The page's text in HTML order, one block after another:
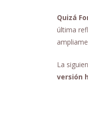
Quizá
última
La
versión